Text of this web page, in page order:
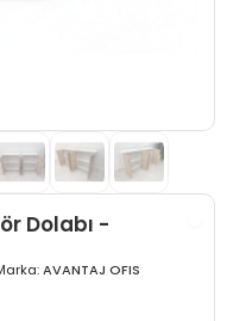
Dolabı -
AVANTAJ OFIS